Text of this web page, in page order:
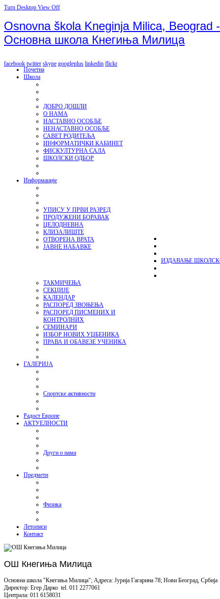
Turn Desktop View Off
Osnovna škola Kneginja Milica, Beograd -
Основна школа Кнегиња Милица
facebook twitter skype googleplus linkedin flickr
Почетна
Школа
ДОБРО ДОШЛИ
О НАМА
НАСТАВНО ОСОБЉЕ
НЕНАСТАВНО ОСОБЉЕ
САВЕТ РОДИТЕЉА
ИНФОРМАТИЧКИ КАБИНЕТ
ФИСКУЛТУРНА САЛА
ШКОЛСКИ ОДБОР
Информације
УПИСУ У ПРВИ РАЗРЕД
ПРОДУЖЕНИ БОРАВАК
ЦЕЛОДНЕВНА
КЛИЗАЛИШТЕ
ОТВОРЕНА ВРАТА
ЈАВНЕ НАБАВКЕ
ИЗДАВАЊЕ
ТАКМИЧЕЊА
СЕКЦИЈЕ
КАЛЕНДАР
РАСПОРЕД ЗВОЊЕЊА
РАСПОРЕД ПИСМЕНИХ И
КОНТРОЛНИХ
СЕМИНАРИ
ИЗБОР НОВИХ УЏБЕНИКА
ПРАВА И ОБАВЕЗЕ УЧЕНИКА
ГАЛЕРИЈА
Спортске активности
Радост Европе
АКТУЕЛНОСТИ
Други о нама
Предмети
Физика
Летописи
Контакт
ОШ Кнегиња Милица
Основна школа "Кнегиња Милица"; Адреса: Јурија Гагарина 78; Нови Београд, Србија
Директор: Егер Дарко tel. 011 2277061
Централа: 011 6158031